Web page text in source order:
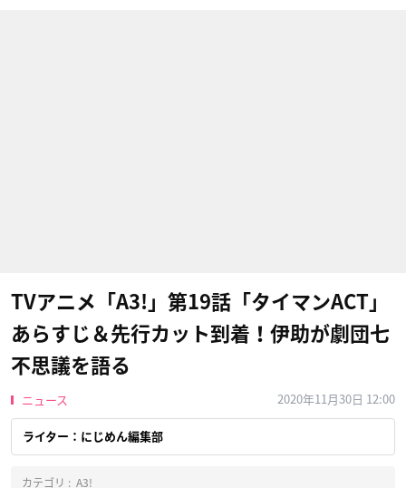
TVアニメ「A3!」第19話「タイマンACT」
あらすじ＆先行カット到着！伊助が劇団七
不思議を語る
ニュース 2020年11月30日 12:00
ライター：にじめん編集部
カテゴリ : A3!